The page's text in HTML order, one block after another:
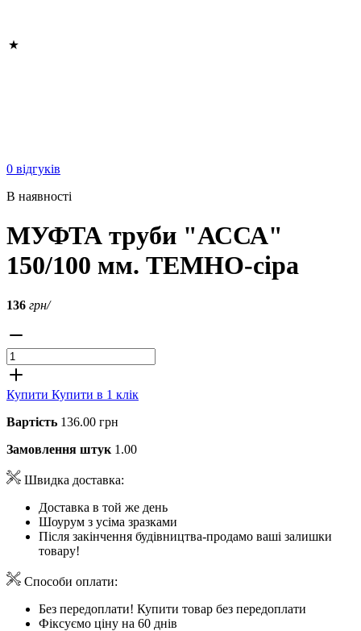
0 відгуків
В наявності
МУФТА труби "АССА"
150/100 мм. ТЕМНО-сіра
136 грн/
Купити Купити в 1 клік
Вартість 136.00 грн
Замовлення штук 1.00
Швидка доставка:
Доставка в той же день
Шоурум з усіма зразками
Після закінчення будівництва-продамо ваші залишки
товару!
Способи оплати:
Без передоплати! Купити товар без передоплати
Фіксуємо ціну на 60 днів